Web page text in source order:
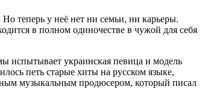
теперь у неё нет ни семьи, ни карьеры.
в полном одиночестве в чужой для себя
испытывает украинская певица и модель
петь старые хиты на русском языке,
музыкальным продюсером, который писал